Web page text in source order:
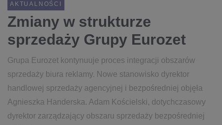
AKTUALNOŚCI
Zmiany w strukturze
sprzedaży Grupy Eurozet
Grupa Eurozet kontynuuje proces integracji obszarów
sprzedaży biura reklamy. Nowe stanowisko dyrektor
handlowej sprzedaży agencyjnej i bezpośredniej objęła
Agnieszka Handerska. Adam Kościelski, dotychczasowy
dyrektor zarządzający obszaru sprzedaży bezpośredniej